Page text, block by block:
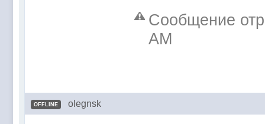
Сообщение
AM
OFFLINE olegnsk